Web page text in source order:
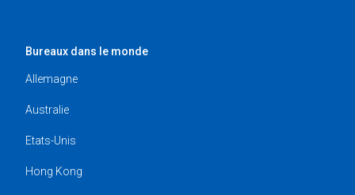
Bureaux dans le monde
Allemagne
Australie
Etats-Unis
Hong Kong